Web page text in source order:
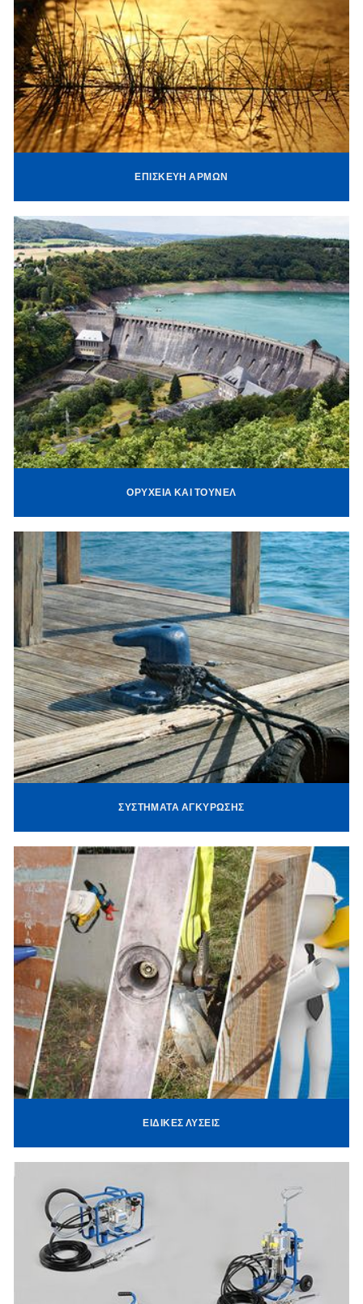
ΕΠΙΣΚΕΥΉ ΑΡΜΏΝ
ΟΡΥΧΕΊΑ ΚΑΙ ΤΟΎΝΕΛ
ΣΥΣΤΉΜΑΤΑ ΑΓΚΎΡΩΣΗΣ
ΕΙΔΙΚΈΣ ΛΎΣΕΙΣ